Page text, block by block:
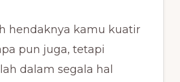
hendaknya kamu kuatir
pun juga, tetapi
dalam segala hal